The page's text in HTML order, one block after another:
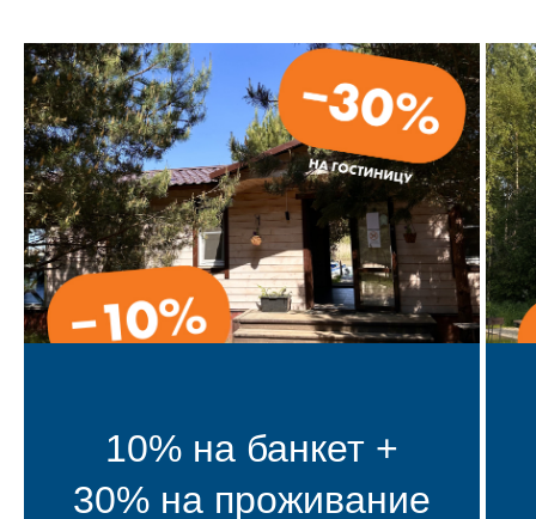
10% на банкет +
30% на проживание